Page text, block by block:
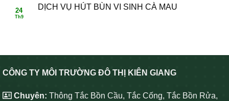
24
Th9
DỊCH VỤ HÚT BÙN VI SINH CÀ MAU
CÔNG TY MÔI TRƯỜNG ĐÔ THỊ KIÊN GIANG
Chuyên: Thông Tắc Bồn Cầu, Tắc Cống, Tắc Bồn Rửa,